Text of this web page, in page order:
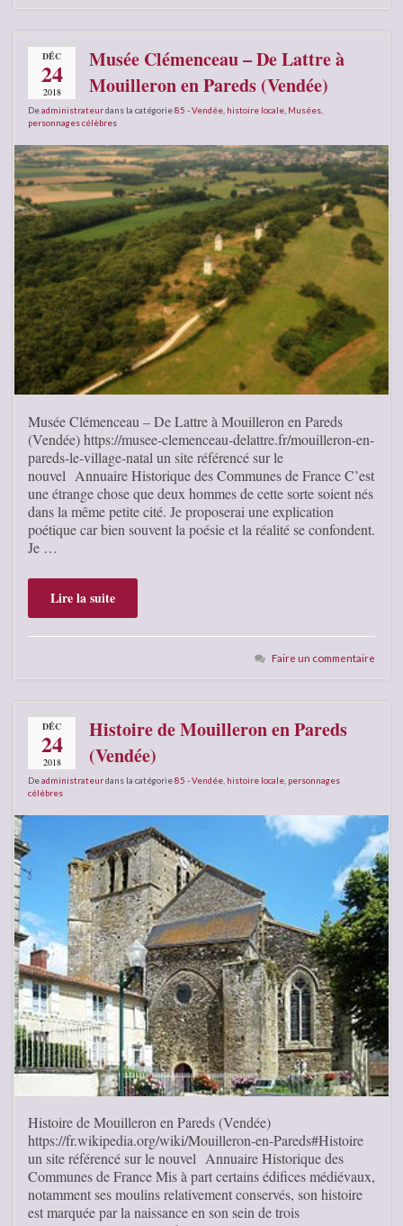
DÉC
24
2018
Musée Clémenceau – De Lattre à
Mouilleron en Pareds (Vendée)
Deadministrateurdans la catégorie85 - Vendée histoire locale Musées
personnages célèbres
Musée Clémenceau – De Lattre à Mouilleron en Pareds
(Vendée) https://musee-clemenceau-delattre.fr/mouilleron-en-
pareds-le-village-natal un site référencé sur le
nouvel Annuaire Historique des Communes de France C’est
une étrange chose que deux hommes de cette sorte soient nés
dans la même petite cité. Je proposerai une explication
poétique car bien souvent la poésie et la réalité se confondent.
Je …
Lire la suite
Faire un commentaire
DÉC
24
2018
Histoire de Mouilleron en Pareds
(Vendée)
Deadministrateurdans la catégorie85 - Vendée histoire locale personnages
célèbres
Histoire de Mouilleron en Pareds (Vendée)
https://fr.wikipedia.org/wiki/Mouilleron-en-Pareds#Histoire
un site référencé sur le nouvel Annuaire Historique des
Communes de France Mis à part certains édifices médiévaux,
notamment ses moulins relativement conservés, son histoire
est marquée par la naissance en son sein de trois